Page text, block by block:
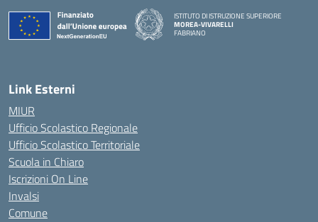
ISTITUTO DI ISTRUZIONE SUPERIORE
MOREA-VIVARELLI
FABRIANO
Link Esterni
MIUR
Ufficio Scolastico Regionale
Ufficio Scolastico Territoriale
Scuola in Chiaro
Iscrizioni On Line
Invalsi
Comune